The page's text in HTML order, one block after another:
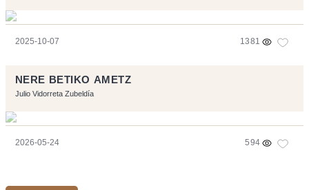
2025-10-07 1381
NERE BETIKO AMETZ
Julio Vidorreta Zubeldía
2026-05-24 594